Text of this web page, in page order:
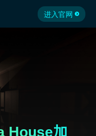
进入官网
House加